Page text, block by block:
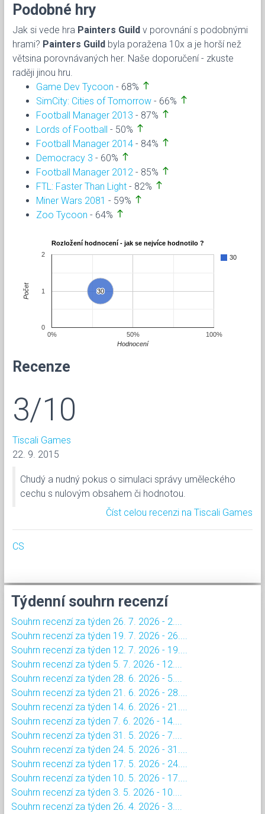
Podobné hry
Jak si vede hra Painters Guild v porovnání s podobnými
hrami? Painters Guild byla poražena 10x a je horší než
větsina porovnávaných her. Naše doporučení - zkuste
raději jinou hru.
Game Dev Tycoon - 68% north
SimCity: Cities of Tomorrow - 66% north
Football Manager 2013 - 87% north
Lords of Football - 50% north
Football Manager 2014 - 84% north
Democracy 3 - 60% north
Football Manager 2012 - 85% north
FTL: Faster Than Light - 82% north
Miner Wars 2081 - 59% north
Zoo Tycoon - 64% north
Rozložení hodnocení - jak se nejvíce hodnotilo ?
30
30
30
0% 50% 100%
0
1
2
Hodnocení
Počet
Recenze
3/10
Tiscali Games
22. 9. 2015
Chudý a nudný pokus o simulaci správy uměleckého
cechu s nulovým obsahem či hodnotou.
Číst celou recenzi na Tiscali Games
CS
Týdenní souhrn recenzí
Souhrn recenzí za týden 26. 7. 2026 - 2....
Souhrn recenzí za týden 19. 7. 2026 - 26....
Souhrn recenzí za týden 12. 7. 2026 - 19....
Souhrn recenzí za týden 5. 7. 2026 - 12....
Souhrn recenzí za týden 28. 6. 2026 - 5....
Souhrn recenzí za týden 21. 6. 2026 - 28....
Souhrn recenzí za týden 14. 6. 2026 - 21....
Souhrn recenzí za týden 7. 6. 2026 - 14....
Souhrn recenzí za týden 31. 5. 2026 - 7....
Souhrn recenzí za týden 24. 5. 2026 - 31....
Souhrn recenzí za týden 17. 5. 2026 - 24....
Souhrn recenzí za týden 10. 5. 2026 - 17....
Souhrn recenzí za týden 3. 5. 2026 - 10....
Souhrn recenzí za týden 26. 4. 2026 - 3....